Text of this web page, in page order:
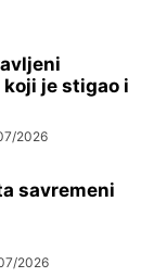
je stigao i
2026
savremeni
2026